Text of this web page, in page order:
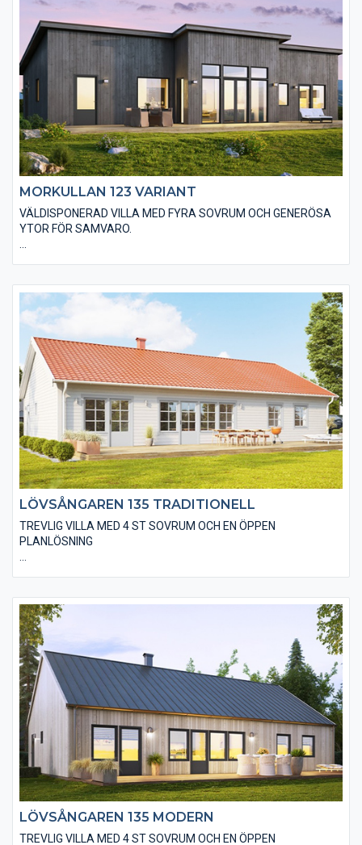
fönsterfoder och knutbrädor. Du kan fritt välja alternativa
materialval för att ge huset din personliga touch.
MORKULLAN 123 VARIANT
VÄLDISPONERAD VILLA MED FYRA SOVRUM OCH GENERÖSA
YTOR FÖR SAMVARO.
karakteristiskt utseende. Vi klär huset med stående
slätspontad träpanel som med fördel målas med faluröd eller
falusvart för att förstärka designen. Du har möjlighet till
alternativa utföranden för att göra huset anpassat till dina
egna drömmar och visioner.
LÖVSÅNGAREN 135 TRADITIONELL
TREVLIG VILLA MED 4 ST SOVRUM OCH EN ÖPPEN
PLANLÖSNING
ett sadeltak med takpannor. I huset finns även valmöjligheten
till ett ”ryggåstak” i vardagsrummet, vilket innebär en härlig
rymd i denna del. Här finns det många andra alternativ på
utvändiga utföranden och material.
LÖVSÅNGAREN 135 MODERN
TREVLIG VILLA MED 4 ST SOVRUM OCH EN ÖPPEN